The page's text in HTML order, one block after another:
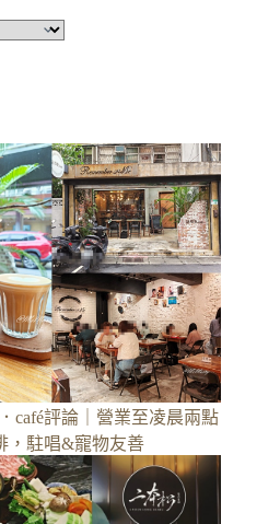
café評論｜營業至凌晨兩點
，駐唱&寵物友善